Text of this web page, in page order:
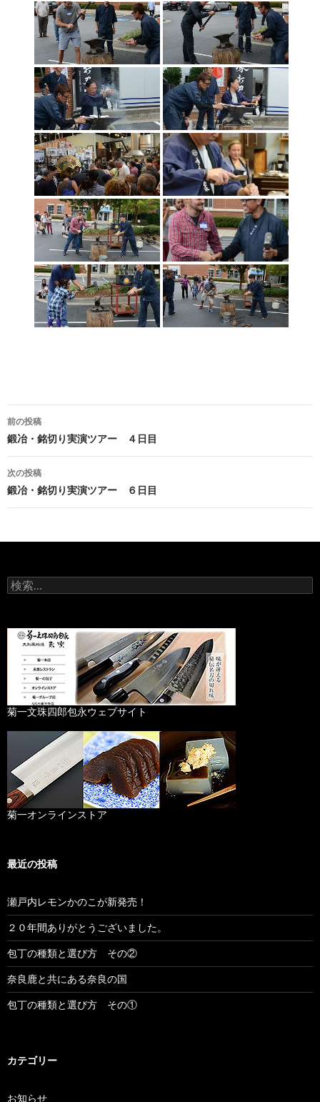
投
稿
ナ
ゲ
シ
ン
前の投稿
鍛冶・銘切り実演ツアー ４日目
次の投稿
鍛冶・銘切り実演ツアー ６日目
検
索
菊一文珠四郎包永ウェブサイト
菊一オンラインストア
最近の投稿
瀬戸内レモンかのこが新発売！
２０年間ありがとうございました。
包丁の種類と選び方 その②
奈良鹿と共にある奈良の国
包丁の種類と選び方 その①
カテゴリー
お知らせ